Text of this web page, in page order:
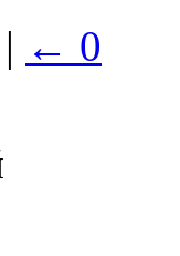
| ← 0